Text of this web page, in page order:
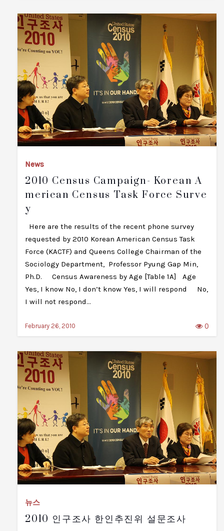
News
2010 Census Campaign- Korean A
Merican Census Task Force Surve
Y
Here are the results of the recent phone survey
requested by 2010 Korean American Census Task
Force (KACTF) and Queens College Chairman of the
Sociology Department, Professor Pyung Gap Min,
Ph.D. Census Awareness by Age [Table 1A] Age
Yes, I know No, I don’t know Yes, I will respond No,
I will not respond…
February 26, 2010 0
뉴스
2010 인구조사 한인추진위 설문조사